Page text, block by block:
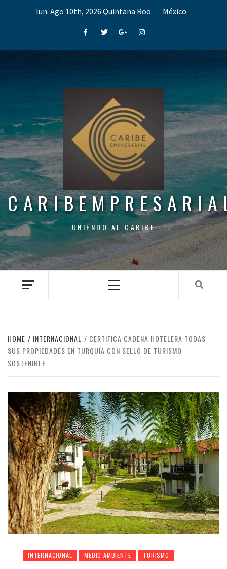
lun. Ago 10th, 2026 Quintana Roo México
FacebookTwitterGoogle+Instagram
UNIENDO AL CARIBE
Menu
HOME INTERNACIONAL
CERTIFICA CADENA HOTELERA TODAS
SUS PROPIEDADES EN TURQUÍA CON SELLO DE TURISMO
SOSTENIBLE
INTERNACIONAL MEDIO AMBIENTE TURISMO